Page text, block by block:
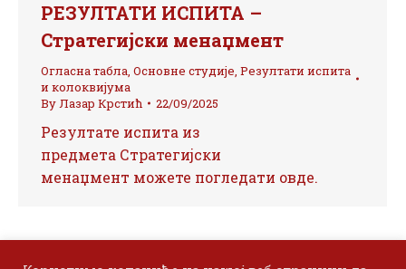
РЕЗУЛТАТИ ИСПИТА –
Стратегијски менаџмент
Огласна табла, Основне студије, Резултати испита
и колоквијума
ByЛазар Крстић 22/09/2025
Резултате испита из
предмета Стратегијски
менаџмент можете погледати овде.